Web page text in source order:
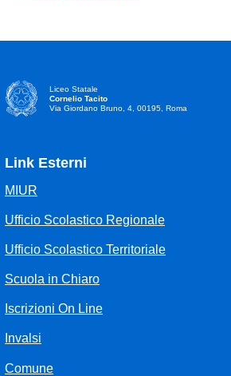
Liceo Statale
Cornelio Tacito
Via Giordano Bruno, 4, 00195, Roma
Link Esterni
MIUR
Ufficio Scolastico Regionale
Ufficio Scolastico Territoriale
Scuola in Chiaro
Iscrizioni On Line
Invalsi
Comune